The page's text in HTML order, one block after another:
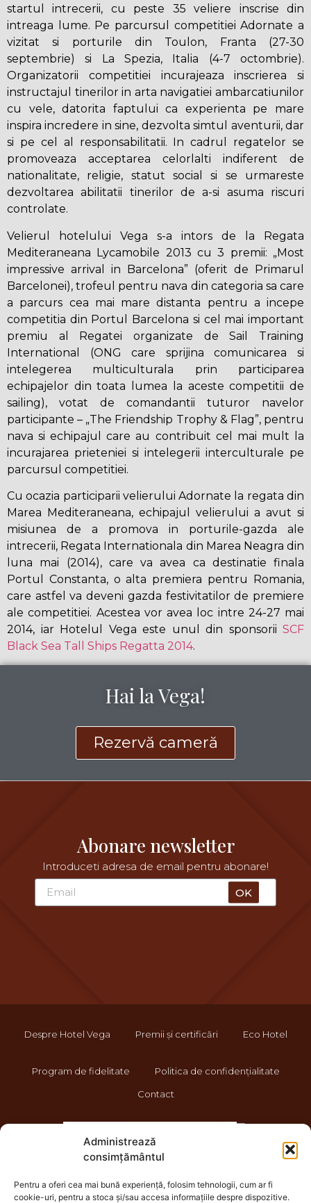
Administrează
consimțământul
Pentru a oferi cea mai bună experiență, folosim tehnologii, cum ar fi
cookie-uri, pentru a stoca și/sau accesa informațiile despre dispozitive.
startul intrecerii, cu peste 35 veliere inscrise din
intreaga lume. Pe parcursul competitiei Adornate a
vizitat si porturile din Toulon, Franta (27-30
septembrie) si La Spezia, Italia (4-7 octombrie).
Organizatorii competitiei incurajeaza inscrierea si
instructajul tinerilor in arta navigatiei ambarcatiunilor
cu vele, datorita faptului ca experienta pe mare
inspira incredere in sine, dezvolta simtul aventurii, dar
si pe cel al responsabilitatii. In cadrul regatelor se
promoveaza acceptarea celorlalti indiferent de
nationalitate, religie, statut social si se urmareste
dezvoltarea abilitatii tinerilor de a-si asuma riscuri
controlate.
Velierul hotelului Vega s-a intors de la Regata
Mediteraneana Lycamobile 2013 cu 3 premii: „Most
impressive arrival in Barcelona” (oferit de Primarul
Barcelonei), trofeul pentru nava din categoria sa care
a parcurs cea mai mare distanta pentru a incepe
competitia din Portul Barcelona si cel mai important
premiu al Regatei organizate de Sail Training
International (ONG care sprijina comunicarea si
intelegerea multiculturala prin participarea
echipajelor din toata lumea la aceste competitii de
sailing), votat de comandantii tuturor navelor
participante – „The Friendship Trophy & Flag”, pentru
nava si echipajul care au contribuit cel mai mult la
incurajarea prieteniei si intelegerii interculturale pe
parcursul competitiei.
Cu ocazia participarii velierului Adornate la regata din
Marea Mediteraneana, echipajul velierului a avut si
misiunea de a promova in porturile-gazda ale
intrecerii, Regata Internationala din Marea Neagra din
luna mai (2014), care va avea ca destinatie finala
Portul Constanta, o alta premiera pentru Romania,
care astfel va deveni gazda festivitatilor de premiere
ale competitiei. Acestea vor avea loc intre 24-27 mai
2014, iar Hotelul Vega este unul din sponsorii SCF
Black Sea Tall Ships Regatta 2014.
Hai la Vega!
Rezervă cameră
Abonare newsletter
Introduceti adresa de email pentru abonare!
OK
Despre Hotel Vega Premii și certificări Eco Hotel
Program de fidelitate Politica de confidențialitate
Contact